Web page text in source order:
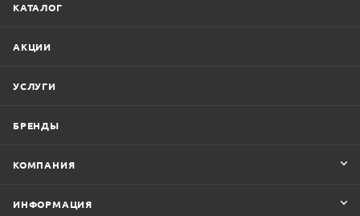
КАТАЛОГ
АКЦИИ
УСЛУГИ
БРЕНДЫ
КОМПАНИЯ
ИНФОРМАЦИЯ